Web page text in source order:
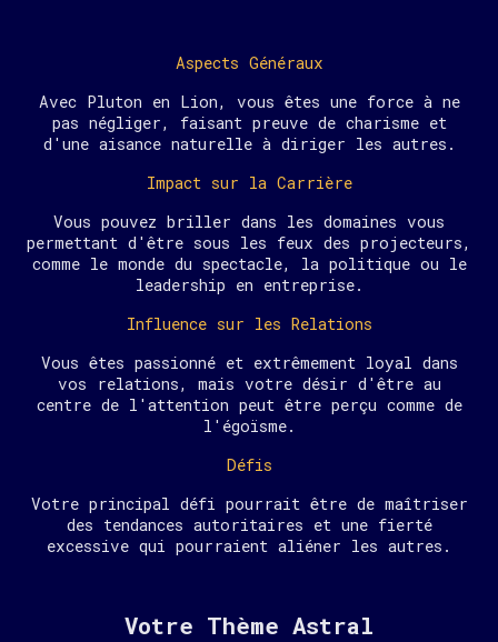
Aspects Généraux
Avec Pluton en Lion, vous êtes une force à ne
pas négliger, faisant preuve de charisme et
d'une aisance naturelle à diriger les autres.
Impact sur la Carrière
Vous pouvez briller dans les domaines vous
permettant d'être sous les feux des projecteurs,
comme le monde du spectacle, la politique ou le
leadership en entreprise.
Influence sur les Relations
Vous êtes passionné et extrêmement loyal dans
vos relations, mais votre désir d'être au
centre de l'attention peut être perçu comme de
l'égoïsme.
Défis
Votre principal défi pourrait être de maîtriser
des tendances autoritaires et une fierté
excessive qui pourraient aliéner les autres.
Votre Thème Astral